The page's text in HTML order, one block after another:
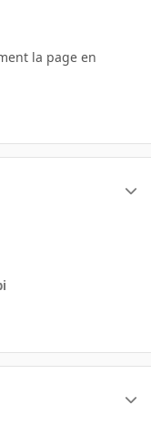
la page en